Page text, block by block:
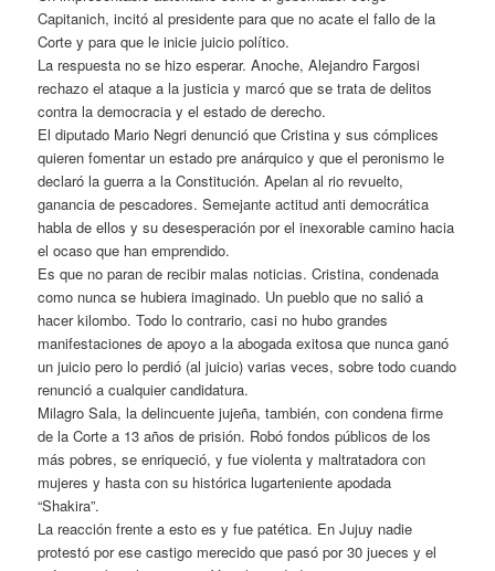
Capitanich, incitó al presidente para que no acate el fallo de la
Corte y para que le inicie juicio político.
La respuesta no se hizo esperar. Anoche, Alejandro Fargosi
rechazo el ataque a la justicia y marcó que se trata de delitos
contra la democracia y el estado de derecho.
El diputado Mario Negri denunció que Cristina y sus cómplices
quieren fomentar un estado pre anárquico y que el peronismo le
declaró la guerra a la Constitución. Apelan al rio revuelto,
ganancia de pescadores. Semejante actitud anti democrática
habla de ellos y su desesperación por el inexorable camino hacia
el ocaso que han emprendido.
Es que no paran de recibir malas noticias. Cristina, condenada
como nunca se hubiera imaginado. Un pueblo que no salió a
hacer kilombo. Todo lo contrario, casi no hubo grandes
manifestaciones de apoyo a la abogada exitosa que nunca ganó
un juicio pero lo perdió (al juicio) varias veces, sobre todo cuando
renunció a cualquier candidatura.
Milagro Sala, la delincuente jujeña, también, con condena firme
de la Corte a 13 años de prisión. Robó fondos públicos de los
más pobres, se enriqueció, y fue violenta y maltratadora con
mujeres y hasta con su histórica lugarteniente apodada
“Shakira”.
La reacción frente a esto es y fue patética. En Jujuy nadie
protestó por ese castigo merecido que pasó por 30 jueces y el